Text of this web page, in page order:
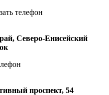
телефон
Северо-Енисейский
проспект, 54